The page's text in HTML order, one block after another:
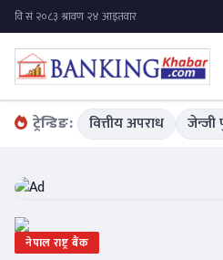
ट्रेन्डिङ: वित्तीय अपराध जेन्जी
नेपाल राष्ट्र बैंक